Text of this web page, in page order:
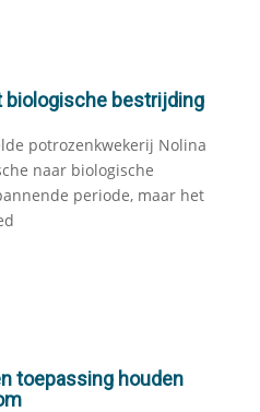
biologische bestrijding
potrozenkwekerij Nolina
naar biologische
periode, maar het
toepassing houden